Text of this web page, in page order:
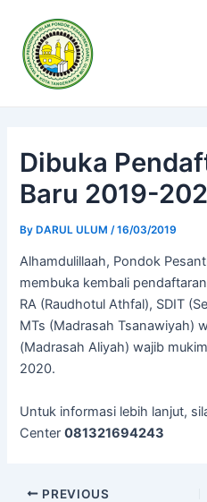
content
Dibuka
Baru 2019-
By DARUL ULUM/16/03/2019
Alhamdulillaah, Pondok
membuka kembali
RA (Raudhotul Athfal), SDIT
MTs (Madrasah Tsanawiyah)
(Madrasah Aliyah) wajib
2020.
Untuk informasi lebih lanjut,
Center081321694243
navigation
PREVIOUS